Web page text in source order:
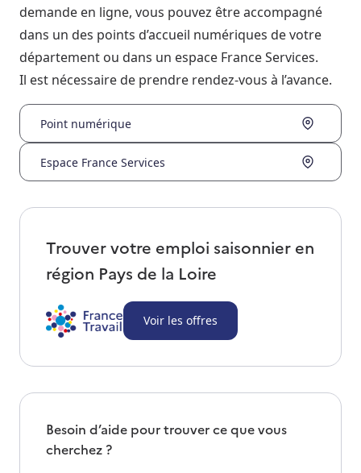
demande en ligne, vous pouvez être accompagné
dans un des points d’accueil numériques de votre
département ou dans un espace France Services.
Il est nécessaire de prendre rendez-vous à l’avance.
Point numérique
Espace France Services
Trouver votre emploi saisonnier en
région Pays de la Loire
Voir les offres
Besoin d’aide pour trouver ce que vous
cherchez ?